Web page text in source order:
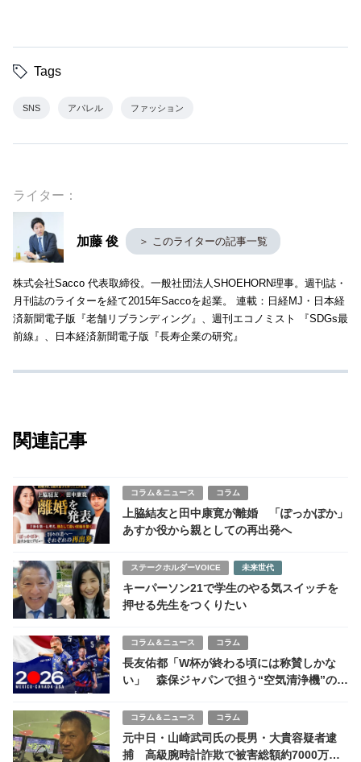
Tags
SNS アパレル ファッション
ライター：
加藤 俊 ＞ このライターの記事一覧
株式会社Sacco 代表取締役。一般社団法人SHOEHORN理事。週刊誌・
月刊誌のライターを経て2015年Saccoを起業。 連載：日経MJ・日本経
済新聞電子版『老舗リブランディング』、週刊エコノミスト 『SDGs最
前線』、日本経済新聞電子版『長寿企業の研究』
関連記事
コラム＆ニュース コラム
上脇結友と田中康寛が離婚 「ぽっかぽか」
あすか役から親としての再出発へ
ステークホルダーVOICE 未来世代
キーパーソン21で学生のやる気スイッチを
押せる先生をつくりたい
コラム＆ニュース コラム
長友佑都「W杯が終わる頃には称賛しかな
い」 森保ジャパンで担う“空気清浄機”の使
コラム＆ニュース コラム
元中日・山崎武司氏の長男・大貴容疑者逮
捕 高級腕時計詐欺で被害総額約7000万円